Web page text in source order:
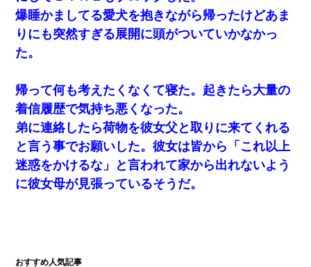
爆睡かましてる愛犬を抱きながら帰ったけどあま
りにも突然すぎる展開に頭がついていかなかっ
た。
帰って何も考えたくなくて寝た。起きたら大量の
着信履歴で気持ち悪くなった。
弟に連絡したら荷物を彼女父と取りに来てくれる
と言う事でお願いした。彼女は皆から「これ以上
迷惑をかけるな」と言われて家から出れないよう
に彼女母が見張っているそうだ。